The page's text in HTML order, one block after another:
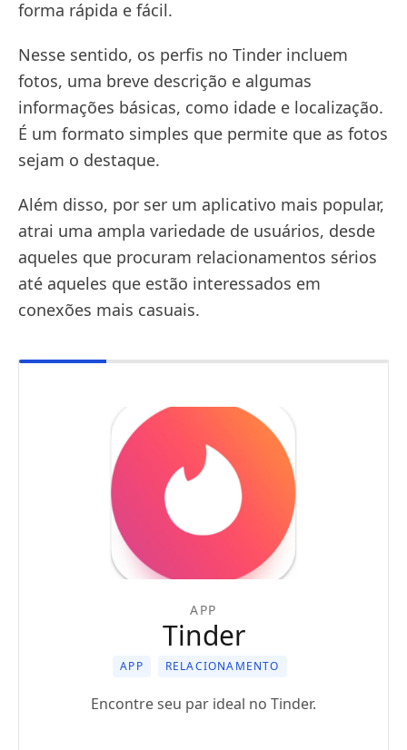
forma rápida e fácil.
Nesse sentido, os perfis no Tinder incluem
fotos, uma breve descrição e algumas
informações básicas, como idade e localização.
É um formato simples que permite que as fotos
sejam o destaque.
Além disso, por ser um aplicativo mais popular,
atrai uma ampla variedade de usuários, desde
aqueles que procuram relacionamentos sérios
até aqueles que estão interessados em
conexões mais casuais.
APP
Tinder
APP RELACIONAMENTO
Encontre seu par ideal no Tinder.